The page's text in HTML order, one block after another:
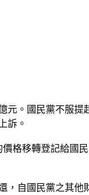
元。國民黨不服提
訴。
格移轉登記給國
自國民黨之其他